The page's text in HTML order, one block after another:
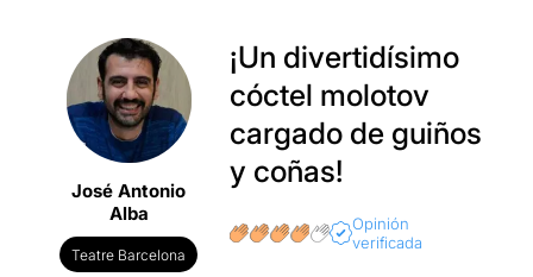
José Antonio
Alba
Teatre Barcelona
¡Un divertidísimo
cóctel molotov
cargado de guiños
y coñas!
Opinión
verificada